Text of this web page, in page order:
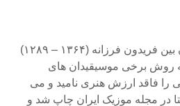
در سال، ۱۳۳۶ بعد از جدال قلمی ای که در مجله موزیک ایران بین فریدون فرزانه (۱۳۶۴ – ۱۲۸۹)
فرزانه به روش برخی موسیقیدان های
را فاقد ارزش هنری نامید و می
در مجله موزیک ایران چاپ شد و